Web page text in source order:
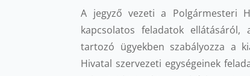
A jegyző vezeti a Polgármesteri
kapcsolatos feladatok
tartozó ügyekben szabályozza a
Hivatal szervezeti egységeinek